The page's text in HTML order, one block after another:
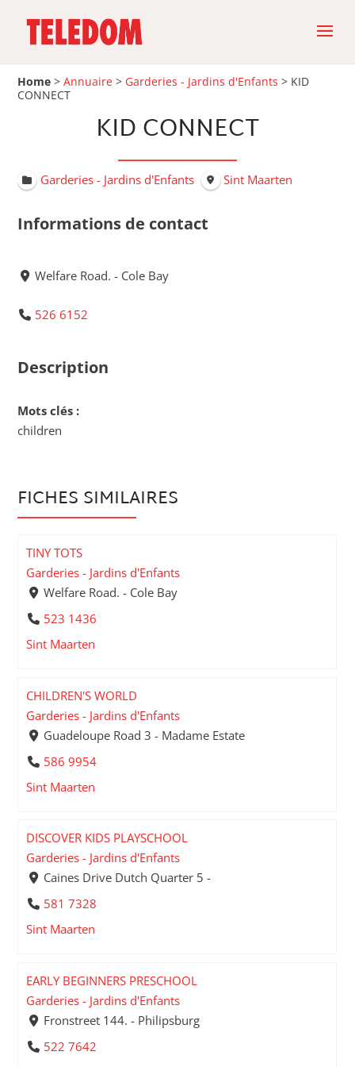
Home >Annuaire > Garderies - Jardins d'Enfants > KID
CONNECT
KID CONNECT
Garderies - Jardins d'Enfants Sint Maarten
Informations de contact
Welfare Road. - Cole Bay
526 6152
Description
Mots clés :
children
FICHES SIMILAIRES
TINY TOTS
Garderies - Jardins d'Enfants
Welfare Road. - Cole Bay
523 1436
Sint Maarten
CHILDREN'S WORLD
Garderies - Jardins d'Enfants
Guadeloupe Road 3 - Madame Estate
586 9954
Sint Maarten
DISCOVER KIDS PLAYSCHOOL
Garderies - Jardins d'Enfants
Caines Drive Dutch Quarter 5 -
581 7328
Sint Maarten
EARLY BEGINNERS PRESCHOOL
Garderies - Jardins d'Enfants
Fronstreet 144. - Philipsburg
522 7642